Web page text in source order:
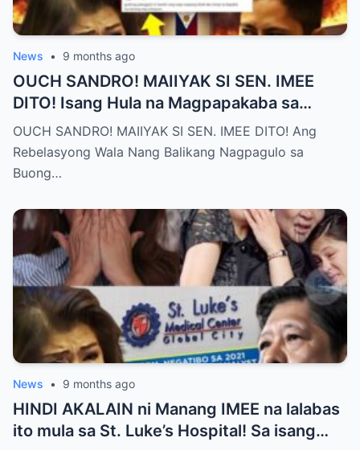
News • 9 months ago
OUCH SANDRO! MAIIYAK SI SEN. IMEE
DITO! Isang Hula na Magpapakaba sa
Buong Bansa! Ano ang matinding nangyari
sa pagitan nila?
OUCH SANDRO! MAIIYAK SI SEN. IMEE DITO! Ang
Rebelasyong Wala Nang Balikang Nagpagulo sa
Buong…
News • 9 months ago
HINDI AKALAIN ni Manang IMEE na lalabas
ito mula sa St. Luke’s Hospital! Sa isang